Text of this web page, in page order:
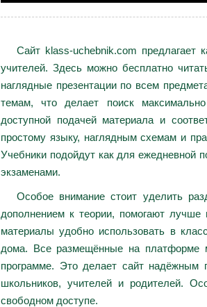
Сайт klass-uchebnik.com предлагает
учителей. Здесь можно бесплатно
наглядные презентации по всем
темам, что делает поиск
доступной подачей материала и
простому языку, наглядным схемам и
Учебники подойдут как для ежедневной
экзаменами.
Особое внимание стоит уделить
дополнением к теории, помогают
материалы удобно использовать в
дома. Все размещённые на платформе
программе. Это делает сайт надёжным
школьников, учителей и родителей.
свободном доступе.